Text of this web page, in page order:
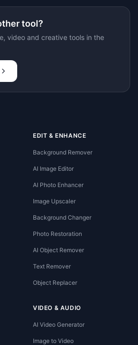
tool?
video and creative tools in the
EDIT & ENHANCE
Background Remover
AI Image Editor
AI Photo Enhancer
Image Upscaler
Background Changer
Photo Restoration
AI Object Remover
Text Remover
Object Replacer
VIDEO & AUDIO
AI Video Generator
Image to Video